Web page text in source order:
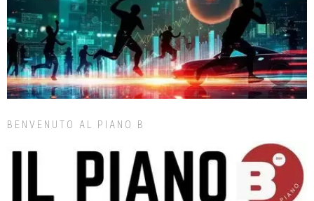
BENVENUTO AL PIANO B